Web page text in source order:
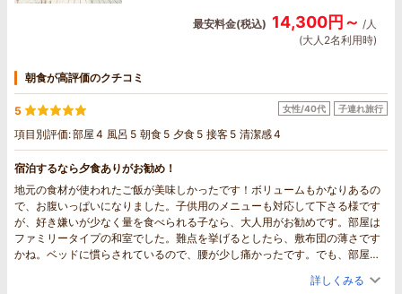
最安料金(税込) 14,300円～ /人
(大人2名利用時)
朝食が高評価のクチコミ
5
項目別評価:部屋 4 風呂 5 朝食 5 夕食 5 接客 5 清潔感4
女性/40代 子連れ旅行
宿泊するなら夕食ありがお勧め！
地元の食材が使われたご飯が美味しかったです！ボリュームもかなりあるの
で、お腹いっぱいになりました。子供用のメニューも対応して下さる様です
が、好き嫌いが少なく量を食べられる子なら、大人用がお勧めです。部屋は
ファミリータイプの和室でした。難点を挙げるとしたら、敷布団の薄さです
かね。ベッドに慣らされているので、腰が少し痛かったです。でも、部屋が
湯が温泉なので、湯船をためて入ったら疲れが取れました。種子島に行った
詳しくみる